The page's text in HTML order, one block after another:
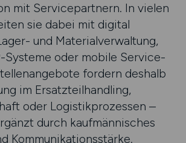
mit Servicepartnern. In vielen
sie dabei mit digital
und Materialverwaltung,
Systeme oder mobile Service-
fordern deshalb
im Ersatzteilhandling,
oder Logistikprozessen –
durch kaufmännisches
Kommunikationsstärke.